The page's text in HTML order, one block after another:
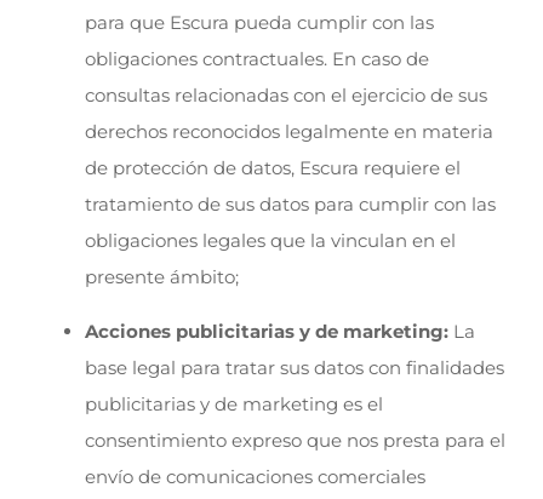
para que Escura pueda cumplir con las
obligaciones contractuales. En caso de
consultas relacionadas con el ejercicio de sus
derechos reconocidos legalmente en materia
de protección de datos, Escura requiere el
tratamiento de sus datos para cumplir con las
obligaciones legales que la vinculan en el
presente ámbito;
Acciones publicitarias y de marketing: La
base legal para tratar sus datos con finalidades
publicitarias y de marketing es el
consentimiento expreso que nos presta para el
envío de comunicaciones comerciales